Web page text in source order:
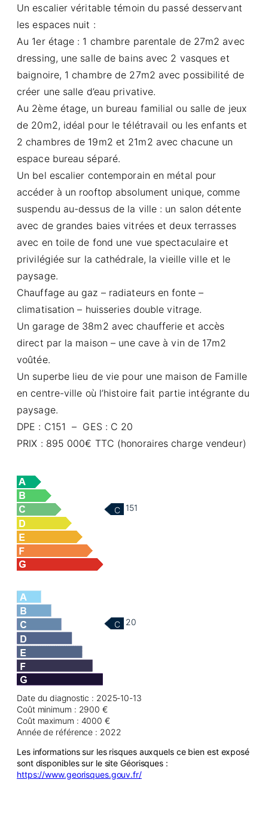
Un escalier véritable témoin du passé desservant
les espaces nuit :
Au 1er étage : 1 chambre parentale de 27m2 avec
dressing, une salle de bains avec 2 vasques et
baignoire, 1 chambre de 27m2 avec possibilité de
créer une salle d’eau privative.
Au 2ème étage, un bureau familial ou salle de jeux
de 20m2, idéal pour le télétravail ou les enfants et
2 chambres de 19m2 et 21m2 avec chacune un
espace bureau séparé.
Un bel escalier contemporain en métal pour
accéder à un rooftop absolument unique, comme
suspendu au-dessus de la ville : un salon détente
avec de grandes baies vitrées et deux terrasses
avec en toile de fond une vue spectaculaire et
privilégiée sur la cathédrale, la vieille ville et le
paysage.
Chauffage au gaz – radiateurs en fonte –
climatisation – huisseries double vitrage.
Un garage de 38m2 avec chaufferie et accès
direct par la maison – une cave à vin de 17m2
voûtée.
Un superbe lieu de vie pour une maison de Famille
en centre-ville où l’histoire fait partie intégrante du
paysage.
DPE : C151 – GES : C 20
PRIX : 895 000€ TTC (honoraires charge vendeur)
C 151
C 20
Date du diagnostic : 2025-10-13
Coût minimum : 2900 €
Coût maximum : 4000 €
Année de référence : 2022
Les informations sur les risques auxquels ce bien est exposé
sont disponibles sur le site Géorisques :
https://www.georisques.gouv.fr/